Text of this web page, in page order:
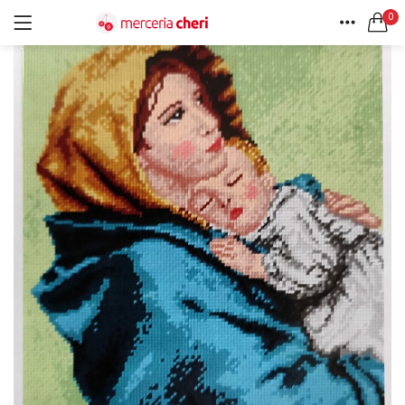
0
HOME
ACCOUNT
ACCEDI REGISTRATI
Ricordami
Password dimenticata?
CERCA IN:
Tutte le categorie
Accessori Design (56)
Accessori merceria (94)
Cesti portalavoro (8)
Aghi e spilli (24)
Applicazioni (26)
Borse (6)
Bottoni Vintage (204)
Lotti di Bottoni vintage (27)
Bottoni/alamari/automatici (46)
Alamari (5)
Calze collant donna (24)
Cappelli (16)